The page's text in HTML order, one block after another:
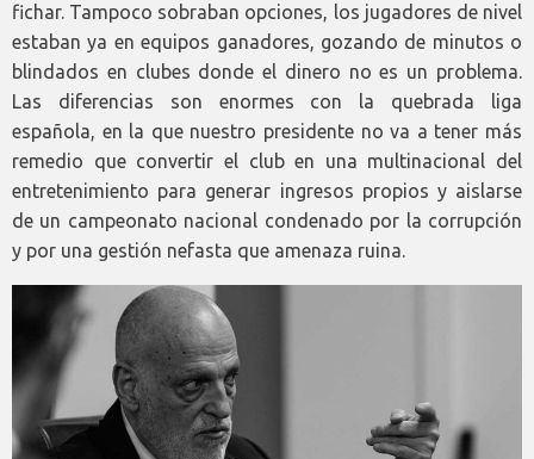
fichar. Tampoco sobraban opciones, los jugadores de nivel
estaban ya en equipos ganadores, gozando de minutos o
blindados en clubes donde el dinero no es un problema.
Las diferencias son enormes con la quebrada liga
española, en la que nuestro presidente no va a tener más
remedio que convertir el club en una multinacional del
entretenimiento para generar ingresos propios y aislarse
de un campeonato nacional condenado por la corrupción
y por una gestión nefasta que amenaza ruina.